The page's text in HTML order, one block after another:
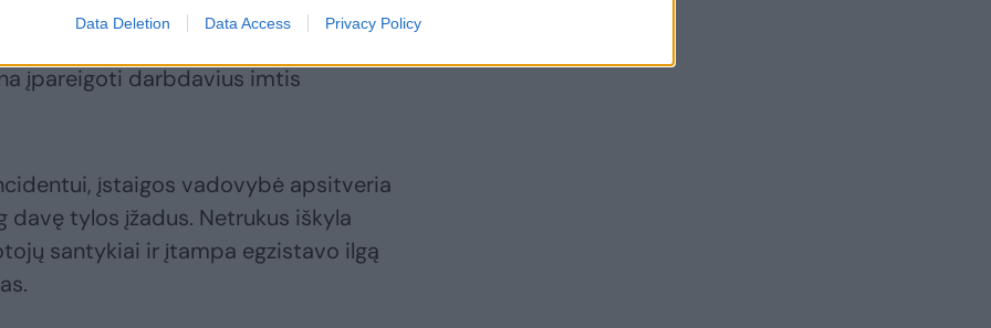
Data Deletion Data Access Privacy Policy
Gintauto Palucko, pasiūliusio
įpareigoti darbdavius imtis
įstaigos vadovybė apsitveria
tylos įžadus. Netrukus iškyla
santykiai ir įtampa egzistavo ilgą